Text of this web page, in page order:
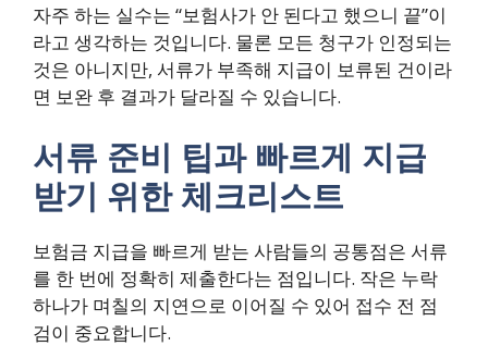
자주 하는 실수는 “보험사가 안 된다고 했으니 끝”이
라고 생각하는 것입니다. 물론 모든 청구가 인정되는
것은 아니지만, 서류가 부족해 지급이 보류된 건이라
면 보완 후 결과가 달라질 수 있습니다.
서류 준비 팁과 빠르게 지급
받기 위한 체크리스트
보험금 지급을 빠르게 받는 사람들의 공통점은 서류
를 한 번에 정확히 제출한다는 점입니다. 작은 누락
하나가 며칠의 지연으로 이어질 수 있어 접수 전 점
검이 중요합니다.